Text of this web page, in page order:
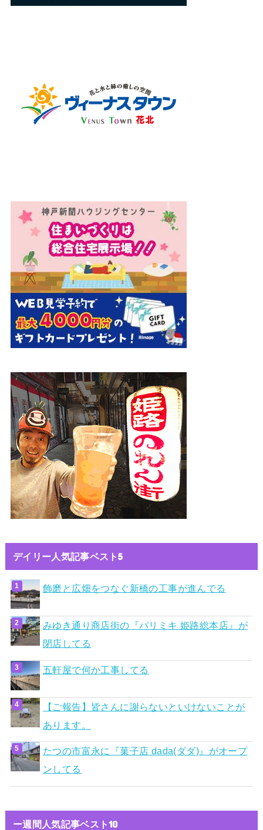
デイリー人気記事ベスト5
飾磨と広畑をつなぐ新橋の工事が進んでる
みゆき通り商店街の『パリミキ 姫路総本店』が
閉店してる
五軒屋で何か工事してる
【ご報告】皆さんに謝らないといけないことが
あります。
たつの市富永に『菓子店 dada(ダダ)』がオープ
ンしてる
ー週間人気記事ベスト10